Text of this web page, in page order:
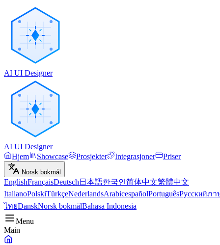
AI UI Designer
AI UI Designer
Hjem
Showcase Prosjekter Integrasjoner Priser
Norsk bokmål
EnglishFrançaisDeutsch 日本語한국인简体中文繁體中文
ItalianoPolskiTürkçeNederlandsArabicespañolPortuguêsРусскийภา
ไทยDanskNorsk bokmålBahasa Indonesia
Menu
Main